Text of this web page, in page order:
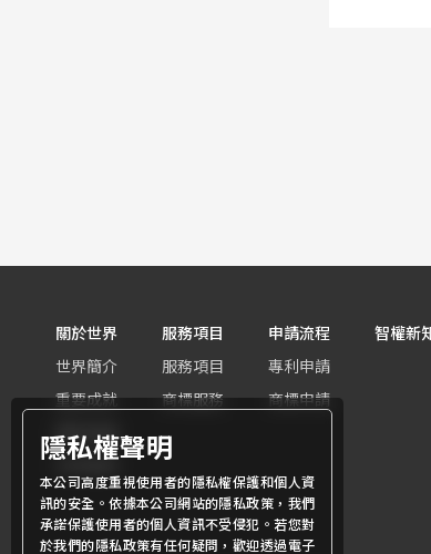
關於世界
世界簡介
重要成就
團隊組織
世界客群
服務項目
服務項目
商標服務
申請流程
專利申請
商標申請
智權新
隱私權聲明
本公司高度重視使用者的隱私權保護和個人資
訊的安全。依據本公司網站的隱私政策，我們
承諾保護使用者的個人資訊不受侵犯。若您對
於我們的隱私政策有任何疑問，歡迎透過電子